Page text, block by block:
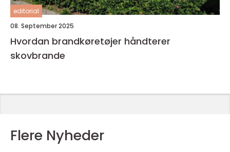
editorial
08. September 2025
Hvordan brandkøretøjer håndterer
skovbrande
Flere Nyheder